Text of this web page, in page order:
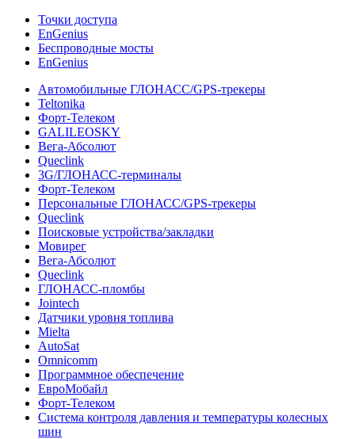
Точки доступа
EnGenius
Беспроводные мосты
EnGenius
Автомобильные ГЛОНАСС/GPS-трекеры
Teltonika
Форт-Телеком
GALILEOSKY
Вега-Абсолют
Queclink
3G/ГЛОНАСС-терминалы
Форт-Телеком
Персональные ГЛОНАСС/GPS-трекеры
Queclink
Поисковые устройства/закладки
Мовирег
Вега-Абсолют
Queclink
ГЛОНАСС-пломбы
Jointech
Датчики уровня топлива
Mielta
AutoSat
Omnicomm
Программное обеспечение
ЕвроМобайл
Форт-Телеком
Система контроля давления и температуры колесных
шин